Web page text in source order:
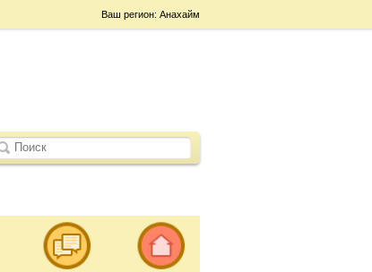
Ваш регион: Анахайм